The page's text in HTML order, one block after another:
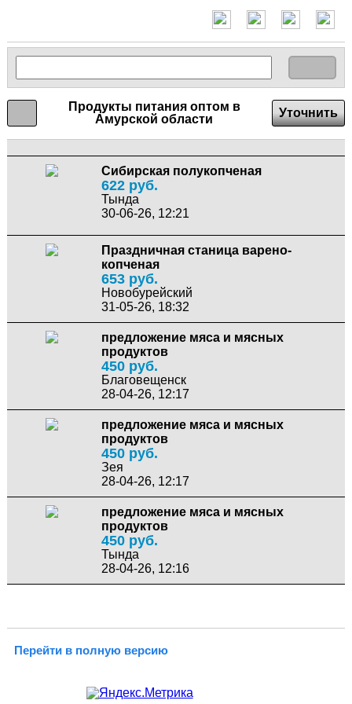
Продукты питания оптом в
Амурской области
Уточнить
Сибирская полукопченая
622 руб.
Тында
30-06-26, 12:21
Праздничная станица варено-
копченая
653 руб.
Новобурейский
31-05-26, 18:32
предложение мяса и мясных
продуктов
450 руб.
Благовещенск
28-04-26, 12:17
предложение мяса и мясных
продуктов
450 руб.
Зея
28-04-26, 12:17
предложение мяса и мясных
продуктов
450 руб.
Тында
28-04-26, 12:16
Перейти в полную версию